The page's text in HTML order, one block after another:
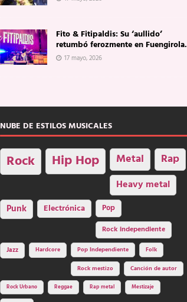
Fito & Fitipaldis: Su ‘aullido’
retumbó ferozmente en Fuengirola.
17 mayo, 2026
NUBE DE ESTILOS MUSICALES
Rock Hip Hop Metal Rap
Heavy metal
Punk Electrónica
Pop
Rock independiente
Jazz Hardcore Pop Independiente Folk
Rock mestizo Canción de autor
Rock Urbano Reggae Rap metal Mestizaje